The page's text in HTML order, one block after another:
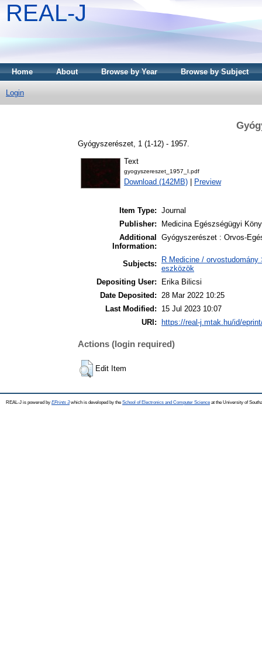
REAL-J
Home About Browse by Year Browse by Subject
Login
Gyógyszerészet, 1 (1-12) - 1957.
Text
gyogyszereszet_1957_I.pdf
Download (142MB) Preview
Item Type: Journal
Publisher:
Medicina Egészségügyi
Additional
Information:
Gyógyszerészet : Orvos-
Subjects:
R Medicine /
eszközök
Depositing User:
Erika Bilicsi
Date Deposited: 28 Mar 2022 10:25
Last Modified:
15 Jul 2023 10:07
URI:
https://real-j.mtak.hu/id/
Actions (login required)
Edit Item
REAL-J is powered by EPrints 3which is developed by the School of Electronics and Computer Science at the University of